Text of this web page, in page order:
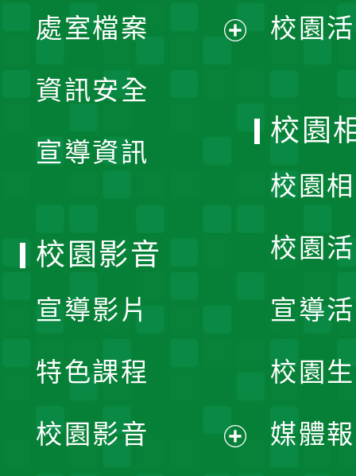
單
處室檔案
資訊安全
宣導資訊
校園
校園
校園
校園
宣導
校園
媒體
校園影音
宣導影片
特色課程
校園影音